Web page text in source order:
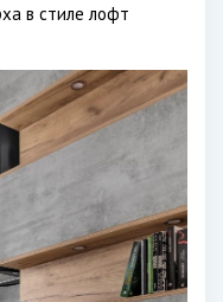
в стиле лофт